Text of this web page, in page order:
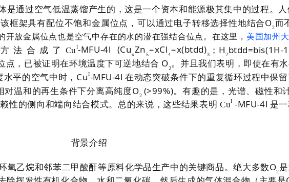
是通过空气低温蒸馏产生的，这是一个资本和能源极其集中的过程。
框架具有配位不饱和金属位点，可以通过电子转移选择性地结合O2而
开放金属位点也是空气中存在的水的潜在强结合位点。在这里， 美 国加州
法合成了 CuI-MFU-4l (Cu xZn5−xCl4−x(btdd)3 ； H2btdd=bis(1H-
点，已被证明在环境温度下可逆地结合 O2。并且我们表明，即使在有
平的空气中时， CuI-MFU-4l在动态突破条件下的重复循环过程中保
对温和的再生条件下分离高纯度O2 (>99%)。有趣的是，光谱、磁性和
性的侧向和端向结合模式。总的来说，这些结果表明 CuI -MFU-4l 是
背景介绍
氧乙烷和邻苯二甲酸酐等原料化学品生产中的关键商品。绝大多数O2